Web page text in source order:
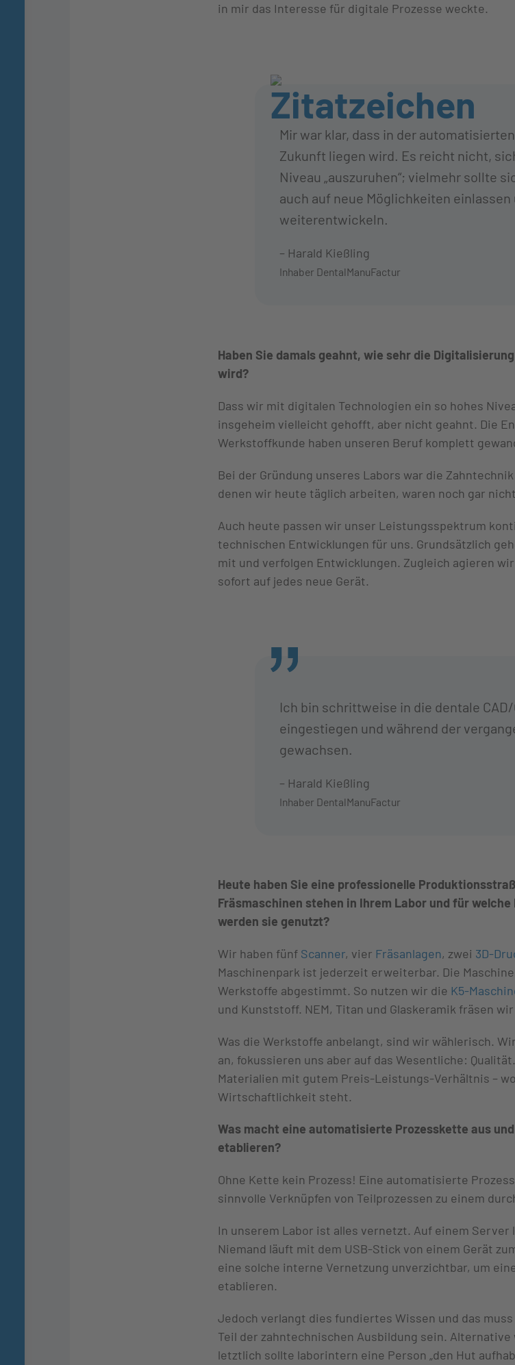
in mir das Interesse für digitale Prozesse weckte.
Mir war klar, dass in der
Zukunft liegen wird. Es reicht nicht,
Niveau „auszuruhen“; vielmehr sollte
auch auf neue Möglichkeiten einlassen
weiterentwickeln.
– Harald Kießling
Inhaber DentalManuFactur
Haben Sie damals geahnt, wie sehr die
wird?
Dass wir mit digitalen Technologien ein so hohes
insgeheim vielleicht gehofft, aber nicht geahnt. Die
Werkstoffkunde haben unseren Beruf komplett
Bei der Gründung unseres Labors war die
denen wir heute täglich arbeiten, waren noch gar
Auch heute passen wir unser Leistungsspektrum
technischen Entwicklungen für uns. Grundsätzlich
mit und verfolgen Entwicklungen. Zugleich agieren
sofort auf jedes neue Gerät.
Ich bin schrittweise in die dentale
eingestiegen und während der
gewachsen.
– Harald Kießling
Inhaber DentalManuFactur
Heute haben Sie eine professionelle
Fräsmaschinen stehen in Ihrem Labor und für
werden sie genutzt?
Wir haben fünf Scanner, vier Fräsanlagen, zwei 3D-
Maschinenpark ist jederzeit erweiterbar. Die
Werkstoffe abgestimmt. So nutzen wir die K5-
und Kunststoff. NEM, Titan und Glaskeramik fräsen
Was die Werkstoffe anbelangt, sind wir wählerisch.
an, fokussieren uns aber auf das Wesentliche:
Materialien mit gutem Preis-Leistungs-Verhältnis –
Wirtschaftlichkeit steht.
Was macht eine automatisierte Prozesskette aus
etablieren?
Ohne Kette kein Prozess! Eine automatisierte
sinnvolle Verknüpfen von Teilprozessen zu einem
In unserem Labor ist alles vernetzt. Auf einem Server
Niemand läuft mit dem USB­-Stick von einem Gerät
eine solche interne Vernetzung unverzichtbar, um
etablieren.
Jedoch verlangt dies fundiertes Wissen und das
Teil der zahntechnischen Ausbildung sein.
letztlich sollte laborintern eine Person „den Hut